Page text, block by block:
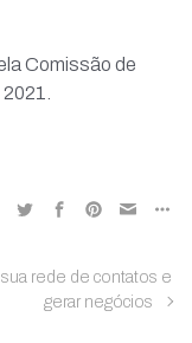
Comissão de
rede de contatos e
gerar negócios